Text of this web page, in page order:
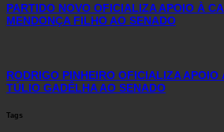
PARTIDO NOVO OFICIALIZA APOIO À
MENDONÇA FILHO AO SENADO
RODRIGO PINHEIRO OFICIALIZA APOIO
TÚLIO GADÊLHA AO SENADO
Tags